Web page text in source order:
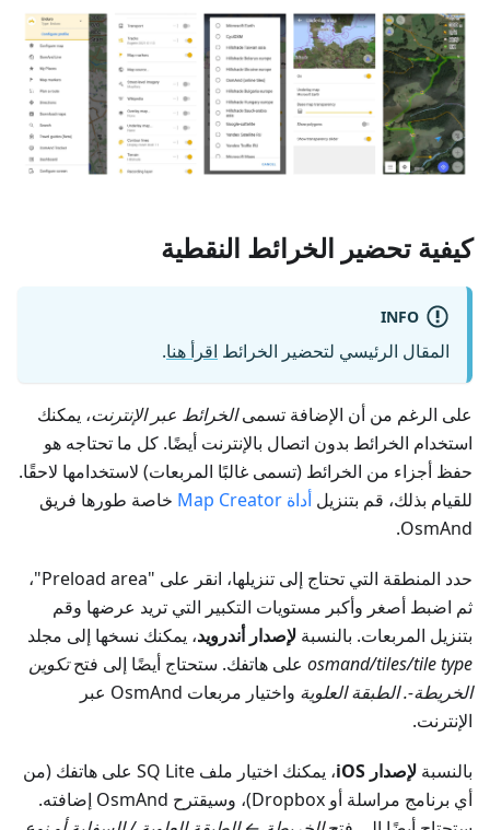
كيفية تحضير الخرائط النقطية
INFO
المقال الرئيسي لتحضير الخرائط اقرأ هنا.
على الرغم من أن الإضافة تسمىالخرائط عبر الإنترنت، يمكنك
استخدام الخرائط بدون اتصال بالإنترنت أيضًا. كل ما تحتاجه هو
حفظ أجزاء من الخرائط (تسمى غالبًا المربعات) لاستخدامها لاحقًا.
للقيام بذلك، قم بتنزيل أداة Map Creator
خاصة طورها فريق
OsmAnd.
حدد المنطقة التي تحتاج إلى تنزيلها، انقر على "Preload area"،
ثم اضبط أصغر وأكبر مستويات التكبير التي تريد عرضها وقم
بتنزيل المربعات. بالنسبة لإصدار أندرويد، يمكنك نسخها إلى مجلد
osmand/tiles/tile type على هاتفك. ستحتاج أيضًا إلى فتحتكوين
الخريطة-. الطبقة العلوية
واختيار مربعات OsmAnd عبر
الإنترنت.
بالنسبة لإصدار iOS
، يمكنك اختيار ملف SQ Lite على هاتفك (من
أي برنامج مراسلة أو Dropbox)، وسيقترح OsmAnd إضافته.